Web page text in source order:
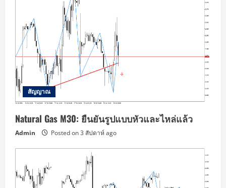
สัญญาณ
Natural Gas M30: ยืนยันรูปแบบหัวและไหล่แล้ว
Admin Posted on 3 สัปดาห์ ago